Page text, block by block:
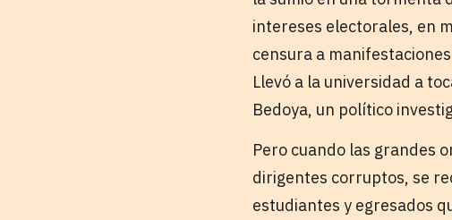
intereses electorales, en
censura a
Llevó a la universidad a
Bedoya, un político
Pero cuando las grandes
dirigentes corruptos, se
estudiantes y egresados